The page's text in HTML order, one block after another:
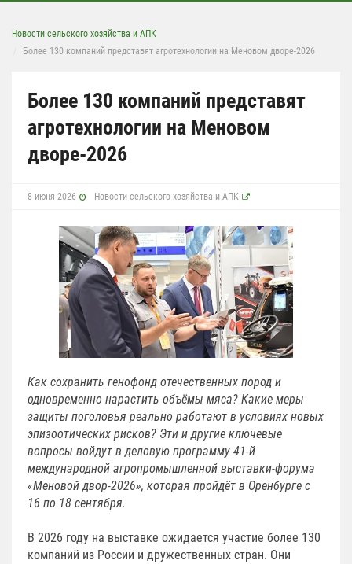
Новости сельского хозяйства и АПК
Более 130 компаний представят агротехнологии на Меновом дворе-2026
Более 130 компаний представят
агротехнологии на Меновом
дворе-2026
8 июня 2026 Новости сельского хозяйства и АПК
Как сохранить генофонд отечественных пород и
одновременно нарастить объёмы мяса? Какие меры
защиты поголовья реально работают в условиях новых
эпизоотических рисков? Эти и другие ключевые
вопросы войдут в деловую программу 41-й
международной агропромышленной выставки-форума
«Меновой двор-2026», которая пройдёт в Оренбурге с
16 по 18 сентября.
В 2026 году на выставке ожидается участие более 130
компаний из России и дружественных стран. Они